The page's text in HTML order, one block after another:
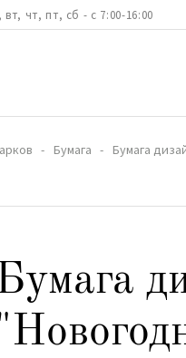
чт, пт, сб - с 7:00-16:00
Бумага
Бумага